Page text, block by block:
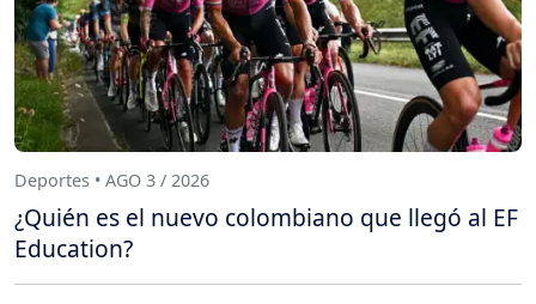
Deportes • AGO 3 / 2026
¿Quién es el nuevo colombiano que llegó al EF
Education?